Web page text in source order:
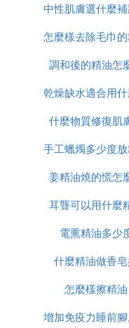
4、自製爽膚水：這
精油滴在煮沸放涼
一般很少有人這么做
油塗抹面部身體可
持使用肌膚氣色都
用?下面我為你提供
精油的怎麼用
精油的用法有：蒸
法；按敷法；噴灑
精油的正確使用方
香熏爐熏香法:把清
6滴精油。燃點蠟燭
精華油徐徐釋放出來
中性肌膚選什麼
餅
怎麼樣去除毛巾
味
調和後的精油怎
乾燥缺水適合用
油
什麼物質修復肌
手工蠟燭多少度
姜精油燒的慌怎
耳聾可以用什麼
電熏精油多少
什麼精油做香
怎麼樣擦精油
增加免疫力睡前